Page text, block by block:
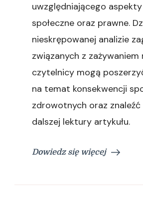
uwzględniającego
społeczne oraz prawne.
nieskrępowanej analizie
związanych z zażywaniem
czytelnicy mogą
na temat konsekwencji
zdrowotnych oraz
dalszej lektury artykułu.
Dowiedz się więcej